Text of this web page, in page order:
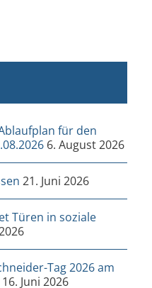
für den
6. August 2026
21. Juni 2026
Türen in soziale
Tag 2026 am
16. Juni 2026